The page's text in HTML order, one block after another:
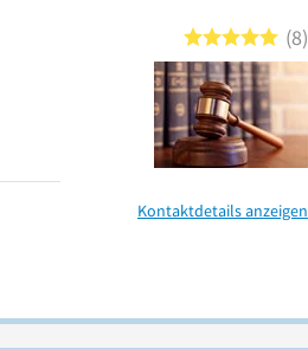
8
Kontaktdetails anzeigen